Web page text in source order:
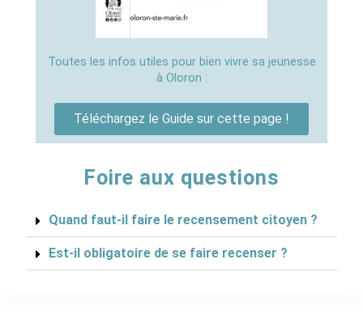
Toutes les infos utiles pour bien vivre sa jeunesse
à Oloron :
Téléchargez le Guide sur cette page !
Foire aux questions
Quand faut-il faire le recensement citoyen ?
Est-il obligatoire de se faire recenser ?